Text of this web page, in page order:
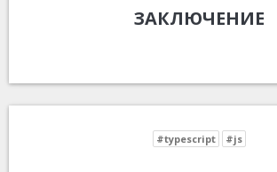
ЗАКЛЮЧЕНИЕ
#typescript #js